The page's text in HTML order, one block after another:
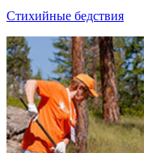
Стихийные бедствия